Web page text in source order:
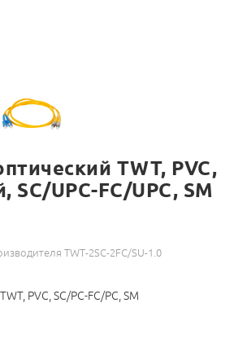
TWT, PVC,
SC/UPC-FC/UPC, SM
TWT-2SC-2FC/SU-1.0
PVC, SC/PC-FC/PC, SM